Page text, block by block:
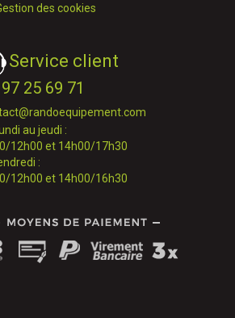
des cookies
Service client
25 69 71
au jeudi :
12h00 et 14h00/17h30
:
12h00 et 14h00/16h30